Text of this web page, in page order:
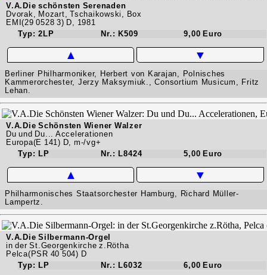
V.A.Die schönsten Serenaden
Dvorak, Mozart, Tschaikowski, Box
EMI(29 0528 3) D, 1981
Typ: 2LP
Nr.: K509 9,00 Euro
▲ ▼
Berliner Philharmoniker, Herbert von Karajan, Polnisches
Kammerorchester, Jerzy Maksymiuk., Consortium Musicum, Fritz
Lehan.
V.A.Die Schönsten Wiener Walzer
Du und Du... Accelerationen
Europa(E 141) D, m-/vg+
Typ: LP
Nr.: L8424 5,00 Euro
▲ ▼
Philharmonisches Staatsorchester Hamburg, Richard Müller-
Lampertz.
V.A.Die Silbermann-Orgel
in der St.Georgenkirche z.Rötha
Pelca(PSR 40 504) D
Typ: LP
Nr.: L6032 6,00 Euro